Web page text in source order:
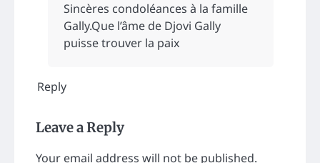
Sincères condoléances à la famille
Gally.Que l’âme de Djovi Gally
puisse trouver la paix
Reply
Leave a Reply
Your email address will not be published.